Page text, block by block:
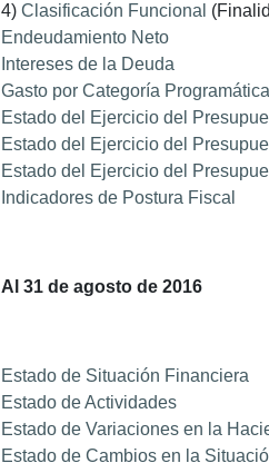
4) Clasificación Funcional
Endeudamiento Neto
Intereses de la Deuda
Gasto por Categoría Programática
Estado del Ejercicio del
Estado del Ejercicio del
Estado del Ejercicio del
Indicadores de Postura Fiscal
Al 31 de agosto de 2016
Estado de Situación Financiera
Estado de Actividades
Estado de Variaciones en la
Estado de Cambios en la